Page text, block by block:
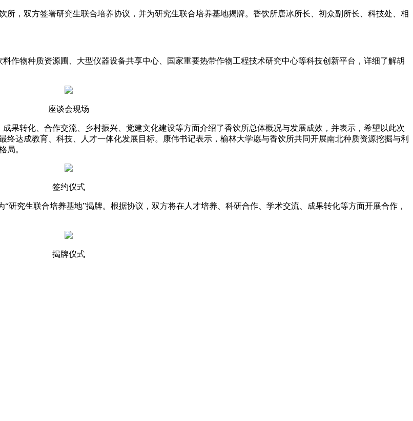
，双方签署研究生联合培养协议，并为研究生联合培养基地揭牌。香饮所唐冰所长、初众副所长、科技处、相
物种质资源圃、大型仪器设备共享中心、国家重要热带作物工程技术研究中心等科技创新平台，详细了解胡
座谈会现场
转化、合作交流、乡村振兴、党建文化建设等方面介绍了香饮所总体概况与发展成效，并表示，希望以此次
达成教育、科技、人才一体化发展目标。康伟书记表示，榆林大学愿与香饮所共同开展南北种质资源挖掘与利
局。
签约仪式
究生联合培养基地”揭牌。根据协议，双方将在人才培养、科研合作、学术交流、成果转化等方面开展合作，
揭牌仪式